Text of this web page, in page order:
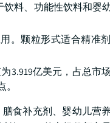
料、功能性饮料和婴
。颗粒形式适合精准
亿美元，占总市场
食补充剂、婴幼儿营养